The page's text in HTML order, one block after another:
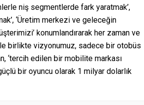
niş segmentlerde fark yaratmak’,
‘Üretim merkezi ve geleceğin
konumlandırarak her zaman ve
birlikte vizyonumuz, sadece bir otobüs
‘tercih edilen bir mobilite markası
bir oyuncu olarak 1 milyar dolarlık